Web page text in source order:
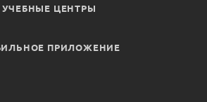
УЧЕБНЫЕ ЦЕНТРЫ
ПРИЛОЖЕНИЕ